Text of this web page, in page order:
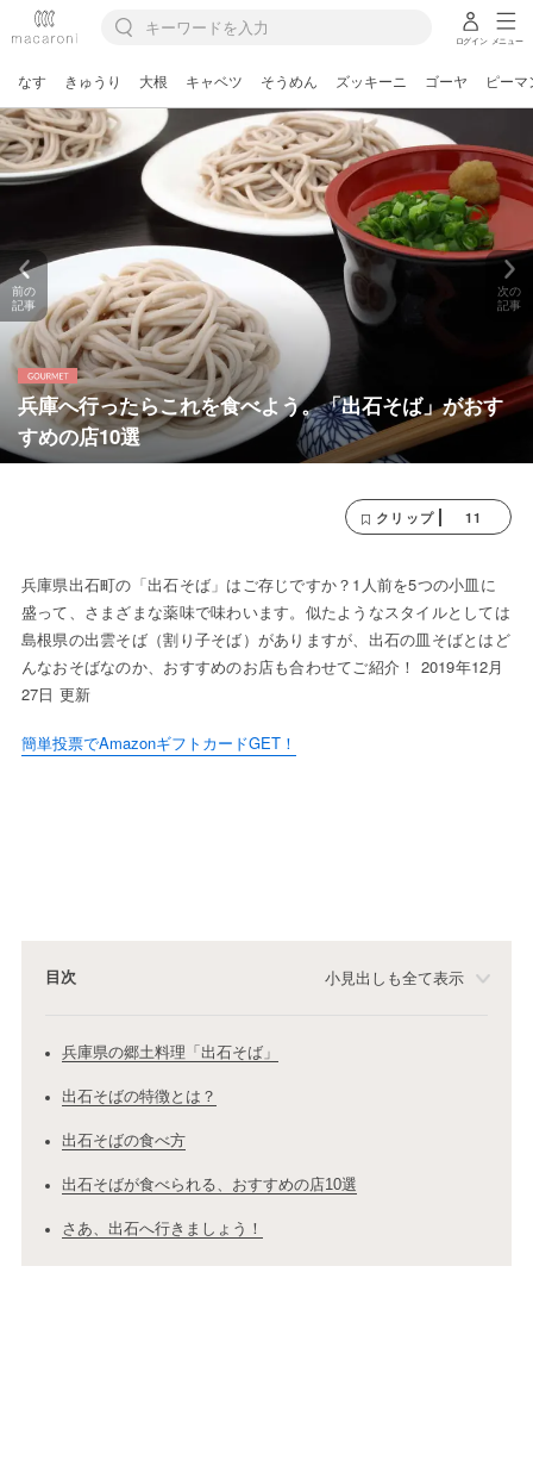
ログイン メニュー
なす きゅうり 大根 キャベツ そうめん ズッキーニ ゴーヤ ピーマ
兵庫へ行ったらこれを食べよう。「出石そば」がおす
すめの店10選
前の
記事
次の
記事
クリップ 11
兵庫県出石町の「出石そば」はご存じですか？1人前を5つの小皿に
盛って、さまざまな薬味で味わいます。似たようなスタイルとしては
島根県の出雲そば（割り子そば）がありますが、出石の皿そばとはど
んなおそばなのか、おすすめのお店も合わせてご紹介！ 2019年12月
27日 更新
簡単投票でAmazonギフトカードGET！
目次 小見出しも全て表示
兵庫県の郷土料理「出石そば」
出石そばの特徴とは？
出石そばの食べ方
出石そばが食べられる、おすすめの店10選
さあ、出石へ行きましょう！